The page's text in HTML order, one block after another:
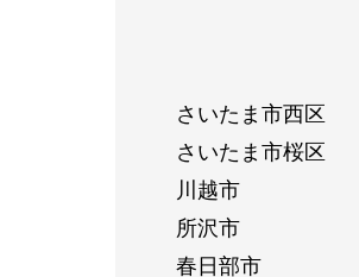
さいたま市西区
さいたま市桜区
川越市
所沢市
春日部市